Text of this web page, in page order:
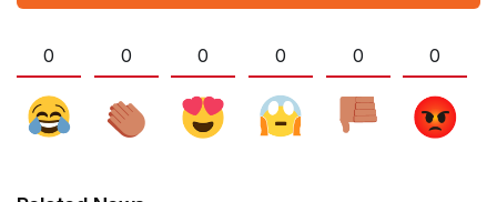
0 0 0 0 0 0